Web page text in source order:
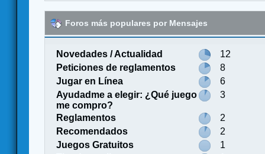
Foros más populares por Mensajes
Novedades / Actualidad
12
Peticiones de reglamentos
8
Jugar en Línea
6
Ayudadme a elegir: ¿Qué juego
me compro?
3
Reglamentos
2
Recomendados
2
Juegos Gratuitos
1